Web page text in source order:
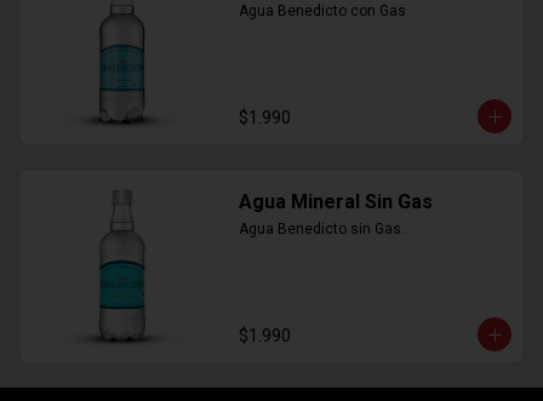
Agua Benedicto con Gas
$1.990
Agua Mineral Sin Gas
Agua Benedicto sin Gas..
$1.990